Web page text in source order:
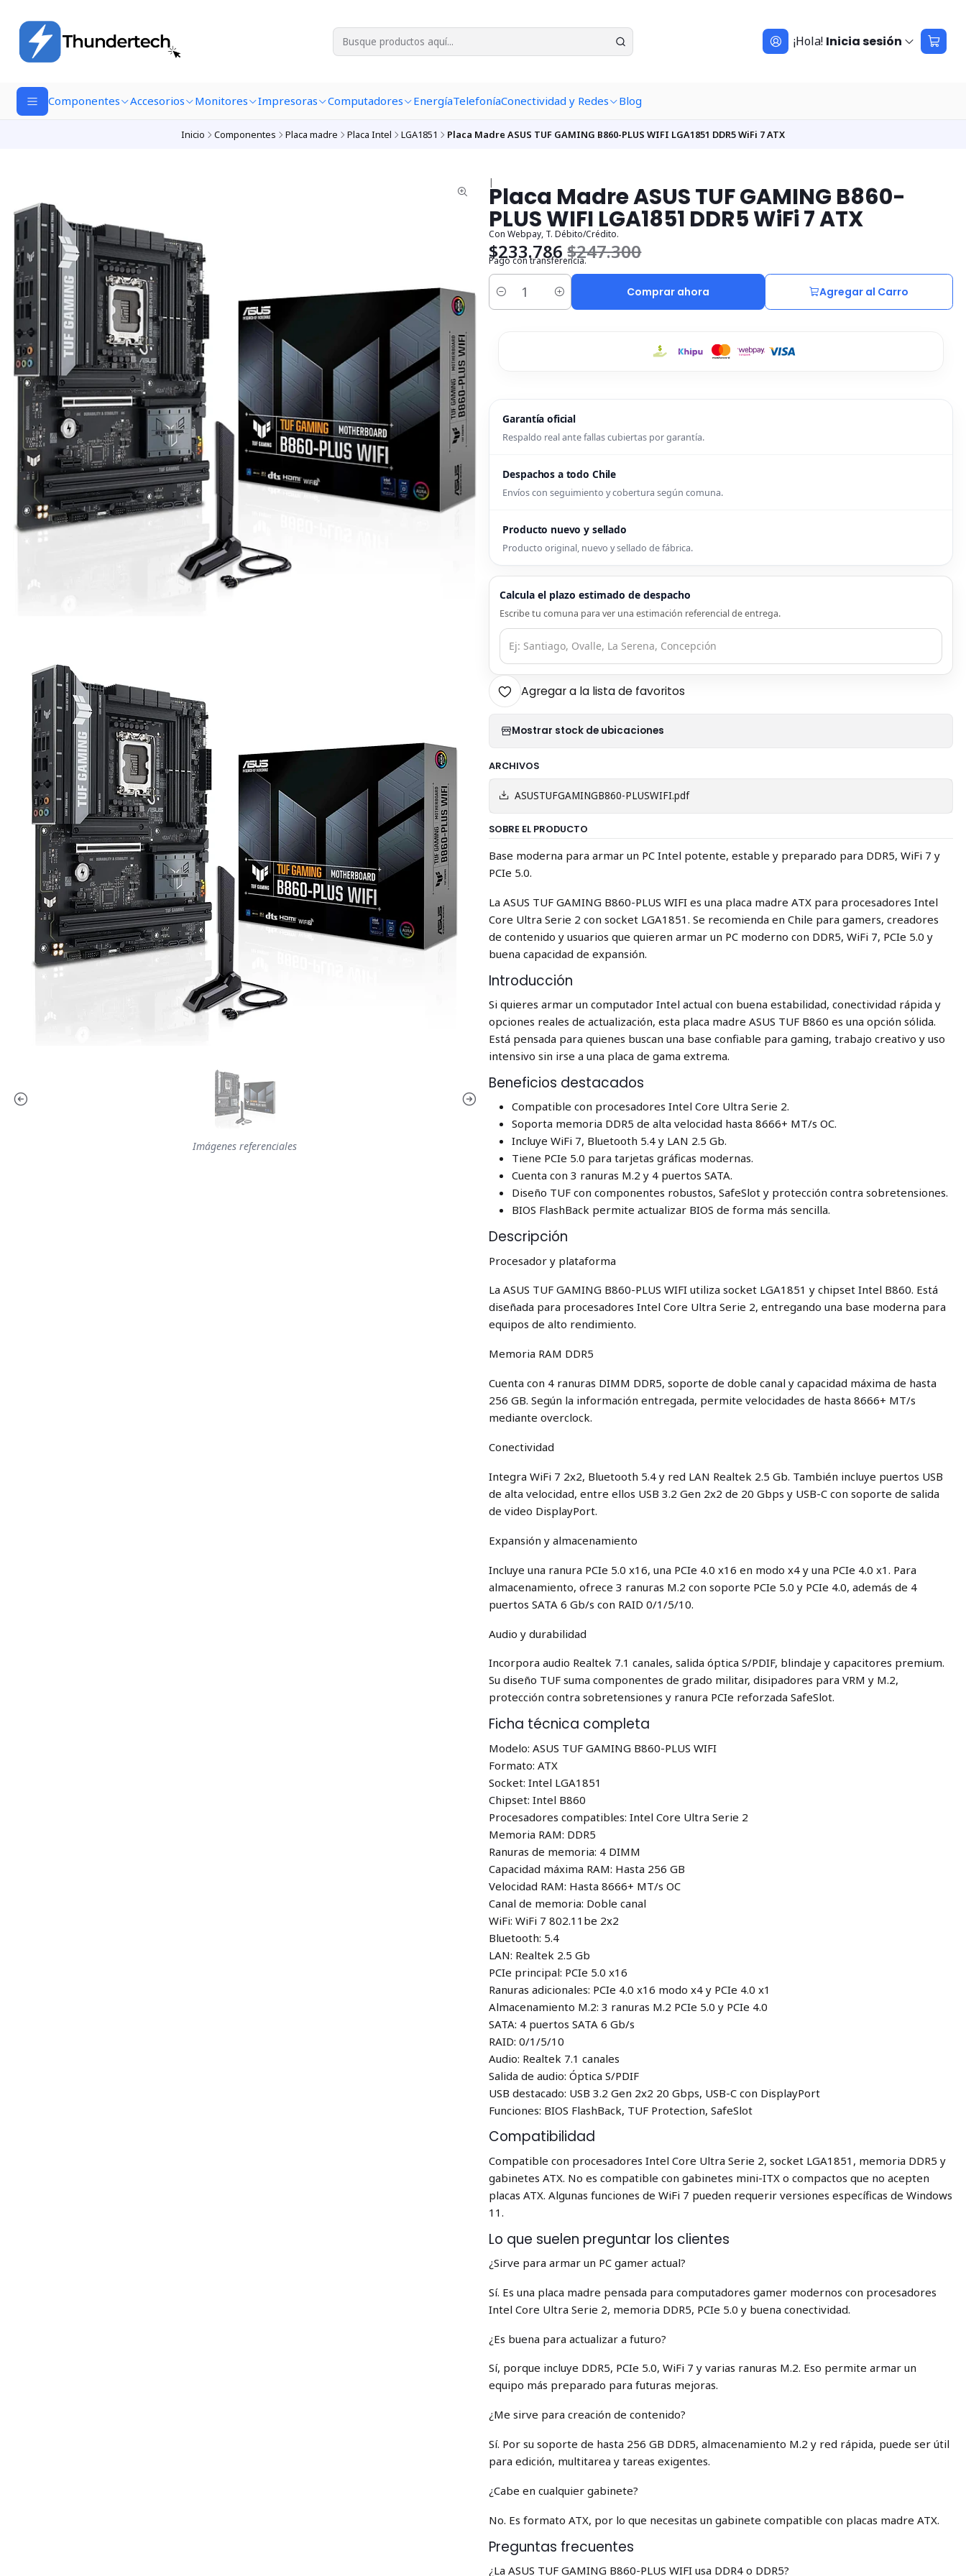
¡Hola! Inicia sesión
Componentes Accesorios Monitores Impresoras Computadores EnergíaTelefoníaConectividad y Redes Blog
Inicio Componentes Placa madre Placa Intel LGA1851 Placa Madre ASUS TUF GAMING B860-PLUS WIFI LGA1851 DDR5 WiFi 7 ATX
|Placa Madre ASUS TUF GAMING B860-
PLUS WIFI LGA1851 DDR5 WiFi 7 ATX
Con Webpay, T. Débito/Crédito.
$233.786$247.300
Pago con transferencia.
Cantidad
Agregar al Carro
Comprar ahora
Garantía oficial
Respaldo real ante fallas cubiertas por garantía.
Despachos a todo Chile
Envíos con seguimiento y cobertura según comuna.
Producto nuevo y sellado
Producto original, nuevo y sellado de fábrica.
Calcula el plazo estimado de despacho
Escribe tu comuna para ver una estimación referencial de entrega.
Agregar a la lista de favoritos
Mostrar stock de ubicaciones
ARCHIVOS
ASUSTUFGAMINGB860-PLUSWIFI.pdf
SOBRE EL PRODUCTO
Base moderna para armar un PC Intel potente, estable y preparado para DDR5, WiFi 7 y
PCIe 5.0.
La ASUS TUF GAMING B860-PLUS WIFI es una placa madre ATX para procesadores Intel
Core Ultra Serie 2 con socket LGA1851. Se recomienda en Chile para gamers, creadores
de contenido y usuarios que quieren armar un PC moderno con DDR5, WiFi 7, PCIe 5.0 y
buena capacidad de expansión.
Introducción
Si quieres armar un computador Intel actual con buena estabilidad, conectividad rápida y
opciones reales de actualización, esta placa madre ASUS TUF B860 es una opción sólida.
Está pensada para quienes buscan una base confiable para gaming, trabajo creativo y uso
intensivo sin irse a una placa de gama extrema.
Beneficios destacados
Compatible con procesadores Intel Core Ultra Serie 2.
Soporta memoria DDR5 de alta velocidad hasta 8666+ MT/s OC.
Incluye WiFi 7, Bluetooth 5.4 y LAN 2.5 Gb.
Tiene PCIe 5.0 para tarjetas gráficas modernas.
Cuenta con 3 ranuras M.2 y 4 puertos SATA.
Diseño TUF con componentes robustos, SafeSlot y protección contra sobretensiones.
BIOS FlashBack permite actualizar BIOS de forma más sencilla.
Descripción
Procesador y plataforma
La ASUS TUF GAMING B860-PLUS WIFI utiliza socket LGA1851 y chipset Intel B860. Está
diseñada para procesadores Intel Core Ultra Serie 2, entregando una base moderna para
equipos de alto rendimiento.
Memoria RAM DDR5
Cuenta con 4 ranuras DIMM DDR5, soporte de doble canal y capacidad máxima de hasta
256 GB. Según la información entregada, permite velocidades de hasta 8666+ MT/s
mediante overclock.
Conectividad
Integra WiFi 7 2x2, Bluetooth 5.4 y red LAN Realtek 2.5 Gb. También incluye puertos USB
de alta velocidad, entre ellos USB 3.2 Gen 2x2 de 20 Gbps y USB-C con soporte de salida
de video DisplayPort.
Expansión y almacenamiento
Incluye una ranura PCIe 5.0 x16, una PCIe 4.0 x16 en modo x4 y una PCIe 4.0 x1. Para
almacenamiento, ofrece 3 ranuras M.2 con soporte PCIe 5.0 y PCIe 4.0, además de 4
puertos SATA 6 Gb/s con RAID 0/1/5/10.
Audio y durabilidad
Incorpora audio Realtek 7.1 canales, salida óptica S/PDIF, blindaje y capacitores premium.
Su diseño TUF suma componentes de grado militar, disipadores para VRM y M.2,
protección contra sobretensiones y ranura PCIe reforzada SafeSlot.
Ficha técnica completa
Modelo: ASUS TUF GAMING B860-PLUS WIFI
Formato: ATX
Socket: Intel LGA1851
Chipset: Intel B860
Procesadores compatibles: Intel Core Ultra Serie 2
Memoria RAM: DDR5
Ranuras de memoria: 4 DIMM
Capacidad máxima RAM: Hasta 256 GB
Velocidad RAM: Hasta 8666+ MT/s OC
Canal de memoria: Doble canal
WiFi: WiFi 7 802.11be 2x2
Bluetooth: 5.4
LAN: Realtek 2.5 Gb
PCIe principal: PCIe 5.0 x16
Ranuras adicionales: PCIe 4.0 x16 modo x4 y PCIe 4.0 x1
Almacenamiento M.2: 3 ranuras M.2 PCIe 5.0 y PCIe 4.0
SATA: 4 puertos SATA 6 Gb/s
RAID: 0/1/5/10
Audio: Realtek 7.1 canales
Salida de audio: Óptica S/PDIF
USB destacado: USB 3.2 Gen 2x2 20 Gbps, USB-C con DisplayPort
Funciones: BIOS FlashBack, TUF Protection, SafeSlot
Compatibilidad
Compatible con procesadores Intel Core Ultra Serie 2, socket LGA1851, memoria DDR5 y
gabinetes ATX. No es compatible con gabinetes mini-ITX o compactos que no acepten
placas ATX. Algunas funciones de WiFi 7 pueden requerir versiones específicas de Windows
11.
Lo que suelen preguntar los clientes
¿Sirve para armar un PC gamer actual?
Sí. Es una placa madre pensada para computadores gamer modernos con procesadores
Intel Core Ultra Serie 2, memoria DDR5, PCIe 5.0 y buena conectividad.
¿Es buena para actualizar a futuro?
Sí, porque incluye DDR5, PCIe 5.0, WiFi 7 y varias ranuras M.2. Eso permite armar un
equipo más preparado para futuras mejoras.
¿Me sirve para creación de contenido?
Sí. Por su soporte de hasta 256 GB DDR5, almacenamiento M.2 y red rápida, puede ser útil
para edición, multitarea y tareas exigentes.
¿Cabe en cualquier gabinete?
No. Es formato ATX, por lo que necesitas un gabinete compatible con placas madre ATX.
Preguntas frecuentes
¿La ASUS TUF GAMING B860-PLUS WIFI usa DDR4 o DDR5?